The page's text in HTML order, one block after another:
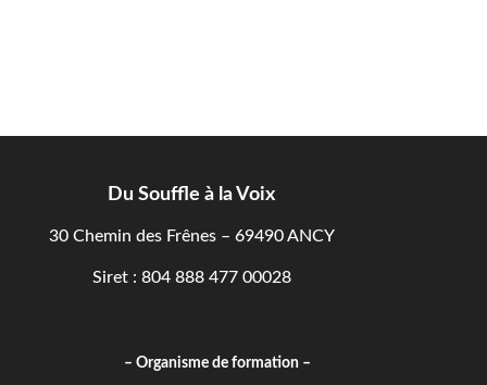
Du Souffle à la Voix
30 Chemin des Frênes – 69490 ANCY
Siret : 804 888 477 00028
– Organisme de formation –